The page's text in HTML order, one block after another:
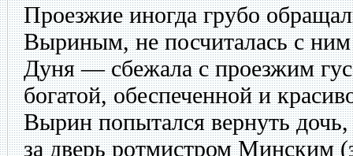
Проезжие иногда грубо
Выриным, не посчиталась с ним
Дуня — сбежала с проезжим
богатой, обеспеченной и
Вырин попытался вернуть
за дверь ротмистром Минским